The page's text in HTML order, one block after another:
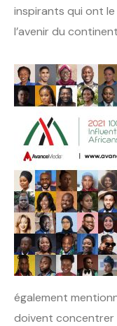
inspirants qui ont
l’avenir du
également
doivent concentrer